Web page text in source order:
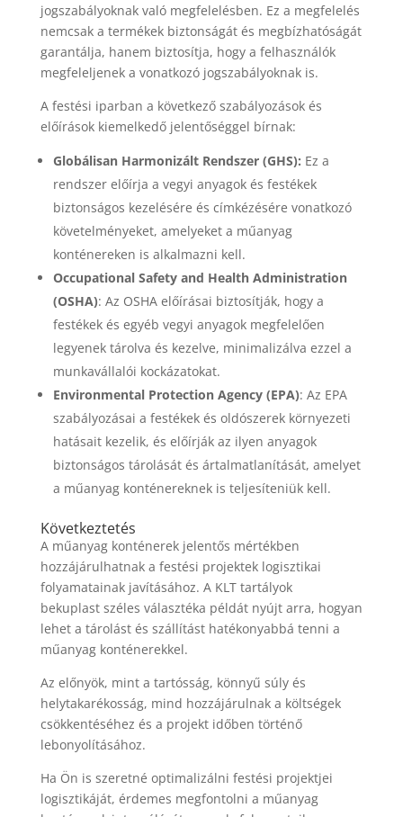
jogszabályoknak való megfelelésben. Ez a megfelelés
nemcsak a termékek biztonságát és megbízhatóságát
garantálja, hanem biztosítja, hogy a felhasználók
megfeleljenek a vonatkozó jogszabályoknak is.
A festési iparban a következő szabályozások és
előírások kiemelkedő jelentőséggel bírnak:
Globálisan Harmonizált Rendszer (GHS): Ez a
rendszer előírja a vegyi anyagok és festékek
biztonságos kezelésére és címkézésére vonatkozó
követelményeket, amelyeket a műanyag
konténereken is alkalmazni kell.
Occupational Safety and Health Administration
(OSHA): Az OSHA előírásai biztosítják, hogy a
festékek és egyéb vegyi anyagok megfelelően
legyenek tárolva és kezelve, minimalizálva ezzel a
munkavállalói kockázatokat.
Environmental Protection Agency (EPA): Az EPA
szabályozásai a festékek és oldószerek környezeti
hatásait kezelik, és előírják az ilyen anyagok
biztonságos tárolását és ártalmatlanítását, amelyet
a műanyag konténereknek is teljesíteniük kell.
Következtetés
A műanyag konténerek jelentős mértékben
hozzájárulhatnak a festési projektek logisztikai
folyamatainak javításához. A KLT tartályok
bekuplast széles választéka példát nyújt arra, hogyan
lehet a tárolást és szállítást hatékonyabbá tenni a
műanyag konténerekkel.
Az előnyök, mint a tartósság, könnyű súly és
helytakarékosság, mind hozzájárulnak a költségek
csökkentéséhez és a projekt időben történő
lebonyolításához.
Ha Ön is szeretné optimalizálni festési projektjei
logisztikáját, érdemes megfontolni a műanyag